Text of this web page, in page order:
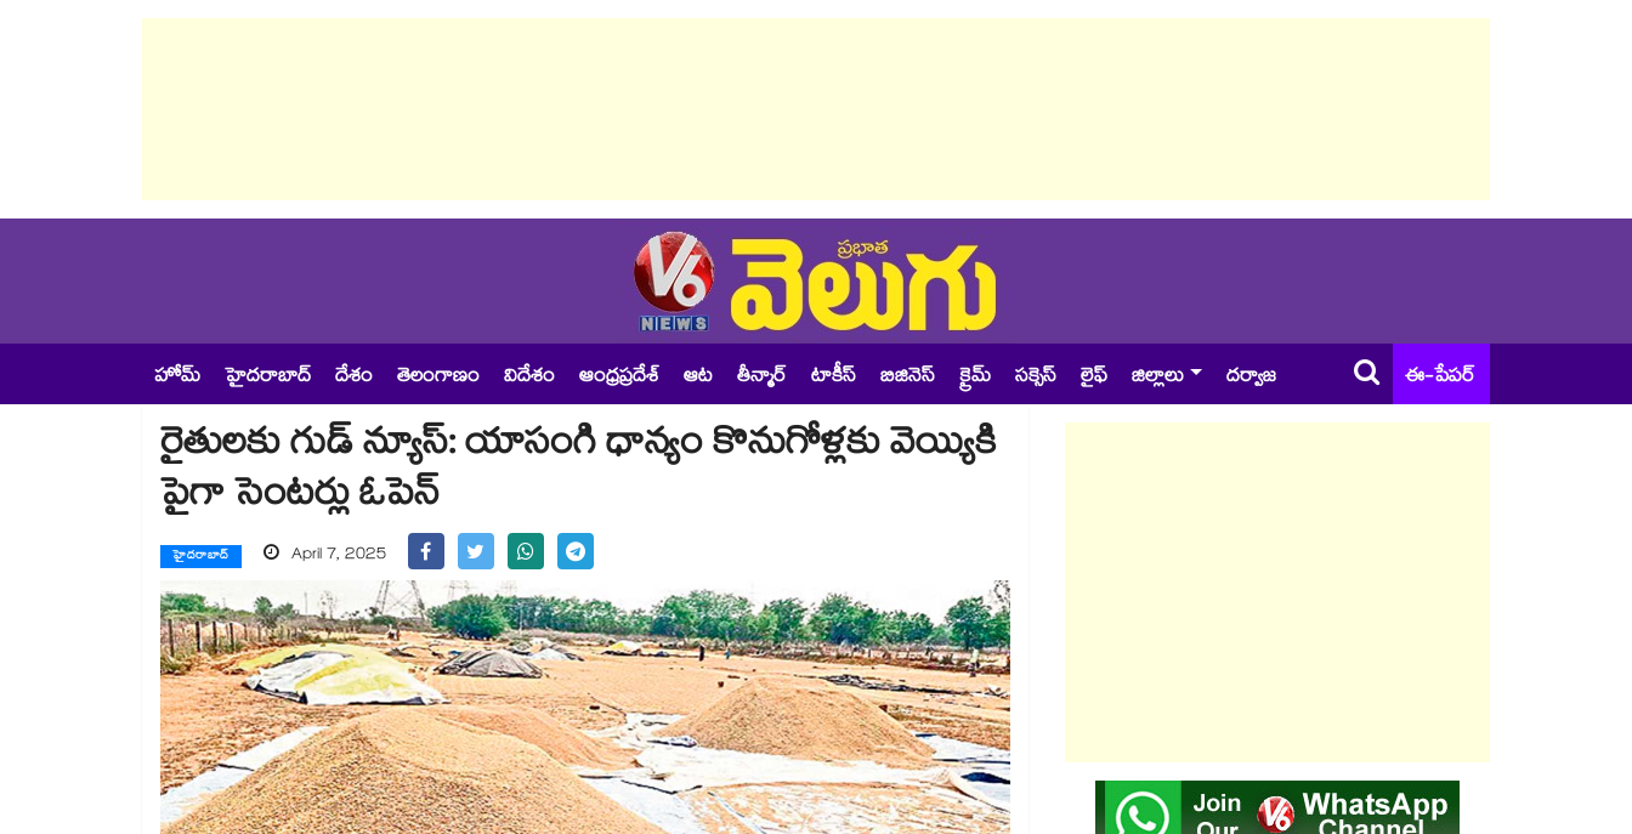
హోమ్ హైదరాబాద్ దేశం తెలంగాణం విదేశం ఆంధ్రప్రదేశ్ ఆట తీన్మార్ టాకీస్ బిజినెస్ క్రైమ్ సక్సెస్ లైఫ్ జిల్లాలు దర్వాజ ఈ-పేపర్
రైతులకు గుడ్​ న్యూస్​: యాసంగి ధాన్యం కొనుగోళ్లకు వెయ్యికి
పైగా సెంటర్లు ఓపెన్
హైదరాబాద్ April 7, 2025